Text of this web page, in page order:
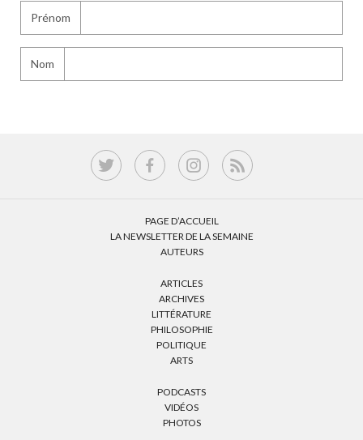
Prénom
Nom
PAGE D’ACCUEIL
LA NEWSLETTER DE LA SEMAINE
AUTEURS
ARTICLES
ARCHIVES
LITTÉRATURE
PHILOSOPHIE
POLITIQUE
ARTS
PODCASTS
VIDÉOS
PHOTOS